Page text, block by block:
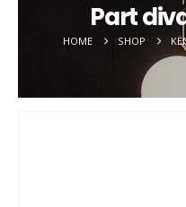
Part
HOME SHOP